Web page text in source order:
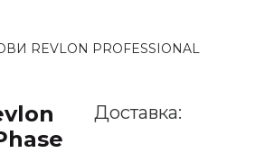
REVLON PROFESSIONAL
Доставка: